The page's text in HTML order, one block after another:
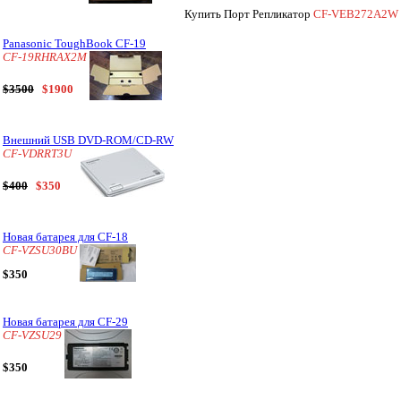
Panasonic ToughBook CF-19
CF-19RHRAX2M
$3500 $1900
Внешний USB DVD-ROM/CD-RW
CF-VDRRT3U
$400 $350
Новая батарея для CF-18
CF-VZSU30BU
$350
Новая батарея для CF-29
CF-VZSU29
$350
Купить Порт Репликатор CF-VEB272A2W